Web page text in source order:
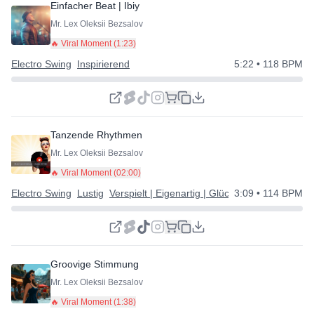
Einfacher Beat | Ibiy
Mr. Lex Oleksii Bezsalov
🔥 Viral Moment (1:23)
Electro Swing Inspirierend 5:22 • 118 BPM
Tanzende Rhythmen
Mr. Lex Oleksii Bezsalov
🔥 Viral Moment (02:00)
Electro Swing Lustig Verspielt | Eigenartig | Glücklich
3:09 • 114 BPM
Groovige Stimmung
Mr. Lex Oleksii Bezsalov
🔥 Viral Moment (1:38)